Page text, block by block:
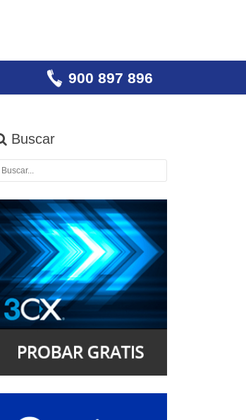
900 897 896
Buscar